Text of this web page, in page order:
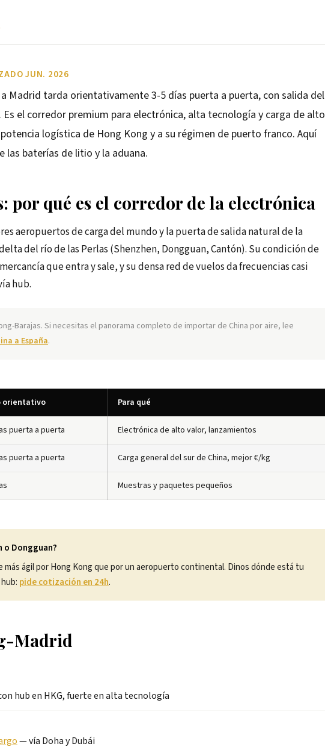
JUN. 2026
Madrid tarda orientativamente 3-5 días puerta a puerta, con salida del
Es el corredor premium para electrónica, alta tecnología y carga de alto
logística de Hong Kong y a su régimen de puerto franco. Aquí
las baterías de litio y la aduana.
por qué es el corredor de la electrónica
aeropuertos de carga del mundo y la puerta de salida natural de la
del río de las Perlas (Shenzhen, Dongguan, Cantón). Su condición de
que entra y sale, y su densa red de vuelos da frecuencias casi
hub.
Barajas. Si necesitas el panorama completo de importar de China por aire, lee
a España.
orientativo Para qué
puerta a puerta Electrónica de alto valor, lanzamientos
puerta a puerta Carga general del sur de China, mejor €/kg
Muestras y paquetes pequeños
o Dongguan?
más ágil por Hong Kong que por un aeropuerto continental. Dinos dónde está tu
pide cotización en 24h.
Madrid
hub en HKG, fuerte en alta tecnología
— vía Doha y Dubái